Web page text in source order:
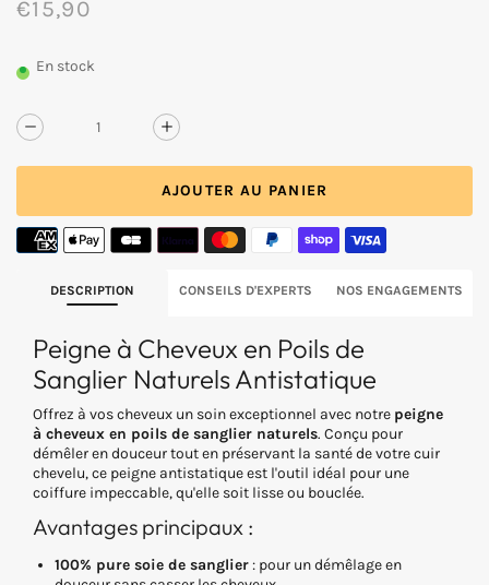
€15,90
/
UNITAIRE
En stock
Réduire
Peigne
à
cheveux
poils
naturels
antistatique
Augmenter
de
Peigne
à
cheveux
poils
naturels
antistatique
AJOUTER AU PANIER
DESCRIPTION CONSEILS D'EXPERTS NOS ENGAGEMENTS
Peigne à Cheveux en Poils de
Sanglier Naturels Antistatique
Offrez à vos cheveux un soin exceptionnel avec notre peigne
à cheveux en poils de sanglier naturels. Conçu pour
démêler en douceur tout en préservant la santé de votre cuir
chevelu, ce peigne antistatique est l'outil idéal pour une
coiffure impeccable, qu'elle soit lisse ou bouclée.
Avantages principaux :
100% pure soie de sanglier: pour un démêlage en